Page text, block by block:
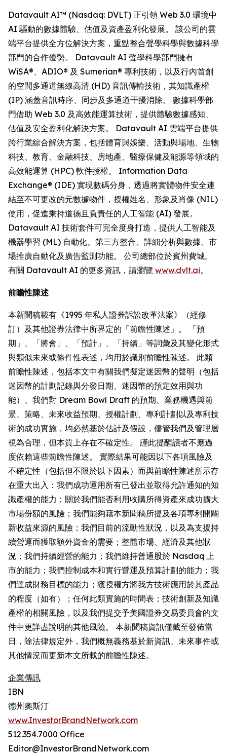
Datavault AI™ (Nasdaq: DVLT) 正引領 Web 3.0 環境中
AI 驅動的數據體驗、估值及資產盈利化發展。 該公司的雲
端平台提供全方位解決方案，重點整合聲學科學與數據科學
部門的合作優勢。 Datavault AI 聲學科學部門擁有
WiSA®、ADIO® 及 Sumerian® 專利技術，以及行內首創
的空間多通道無線高清 (HD) 音訊傳輸技術，其知識產權
(IP) 涵蓋音訊時序、同步及多通道干擾消除。 數據科學部
門借助 Web 3.0 及高效能運算技術，提供體驗數據感知、
估值及安全盈利化解決方案。 Datavault AI 雲端平台提供
跨行業綜合解決方案，包括體育與娛樂、活動與場地、生物
科技、教育、金融科技、房地產、醫療保健及能源等領域的
高效能運算 (HPC) 軟件授權。 Information Data
Exchange® (IDE) 實現數碼分身，透過將實體物件安全連
結至不可更改的元數據物件，授權姓名、形象及肖像 (NIL)
使用，促進秉持道德且負責任的人工智能 (AI) 發展。
Datavault AI 技術套件可完全度身打造，提供人工智能及
機器學習 (ML) 自動化、第三方整合、詳細分析與數據、市
場推廣自動化及廣告監測功能。 公司總部位於賓州費城。
有關 Datavault AI 的更多資訊，請瀏覽 www.dvlt.ai。
前瞻性陳述
本新聞稿載有《1995 年私人證券訴訟改革法案》（經修
訂）及其他證券法律中所界定的「前瞻性陳述」。 「預
期」、「將會」、「預計」、「持續」等詞彙及其變化形式
與類似未來或條件性表述，均用於識別前瞻性陳述。 此類
前瞻性陳述，包括本文中有關我們擬定迷因幣的聲明（包括
迷因幣的計劃記錄與分發日期、迷因幣的預定效用與功
能）、我們對 Dream Bowl Draft 的預期、業務機遇與前
景、策略、未來收益預期、授權計劃、專利計劃以及專利技
術的成功實施，均必然基於估計及假設，儘管我們及管理層
視為合理，但本質上存在不確定性。 謹此提醒讀者不應過
度依賴這些前瞻性陳述。 實際結果可能因以下各項風險及
不確定性（包括但不限於以下因素）而與前瞻性陳述所示存
在重大出入：我們成功運用所有已發出並取得允許通知的知
識產權的能力；關於我們能否利用收購所得資產來成功擴大
市場份額的風險；我們能夠藉本新聞稿所提及各項專利開闢
新收益來源的風險；我們目前的流動性狀況，以及為支援持
續營運而獲取額外資金的需要；整體市場、經濟及其他狀
況；我們持續經營的能力；我們維持普通股於 Nasdaq 上
市的能力；我們控制成本和實行營運及預算計劃的能力；我
們達成財務目標的能力；獲授權方將我方技術應用於其產品
的程度（如有）；任何此類實施的時間表；技術創新及知識
產權的相關風險，以及我們提交予美國證券交易委員會的文
件中更詳盡說明的其他風險。 本新聞稿資訊僅截至發佈當
日，除法律規定外，我們概無義務基於新資訊、未來事件或
其他情況而更新本文所載的前瞻性陳述。
企業傳訊
IBN
德州奧斯汀
www.InvestorBrandNetwork.com
512.354.7000 Office
Editor@InvestorBrandNetwork.com